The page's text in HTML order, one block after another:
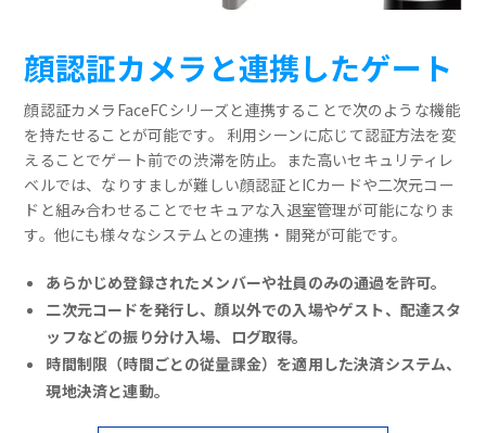
顔認証カメラと連携したゲート
顔認証カメラFaceFCシリーズと連携することで次のような機能
を持たせることが可能です。 利用シーンに応じて認証方法を変
えることでゲート前での渋滞を防止。また高いセキュリティレ
ベルでは、なりすましが難しい顔認証とICカードや二次元コー
ドと組み合わせることでセキュアな入退室管理が可能になりま
す。他にも様々なシステムとの連携・開発が可能です。
あらかじめ登録されたメンバーや社員のみの通過を許可。
二次元コードを発行し、顔以外での入場やゲスト、配達スタ
ッフなどの振り分け入場、ログ取得。
時間制限（時間ごとの従量課金）を適用した決済システム、
現地決済と連動。